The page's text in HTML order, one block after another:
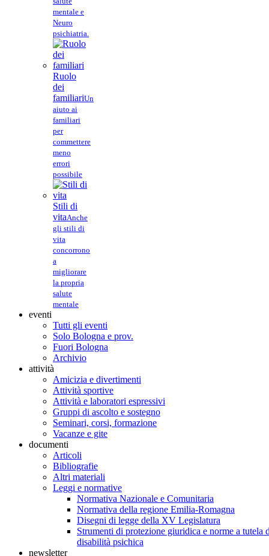
mentale e
Neuro
psichiatria.
Ruolo
dei
familiariUn
aiuto ai
familiari
per
commettere
meno
errori
possibile
Stili di
vitaAnche
gli stili di
vita
concorrono
a
migliorare
la propria
salute
mentale
eventi
Tutti gli eventi
Solo Bologna e prov.
Fuori Bologna
Archivio
attività
Amicizia e divertimenti
Attività sportive
Attività e laboratori espressivi
Gruppi di ascolto e sostegno
Seminari, corsi, formazione
Vacanze e gite
documenti
Articoli
Bibliografie
Altri materiali
Leggi e normative
Normativa Nazionale e Comunitaria
Normativa della regione Emilia-Romagna
Disegni di legge della XV Legislatura
Strumenti di protezione giuridica e norme a tutela
disabilità psichica
newsletter